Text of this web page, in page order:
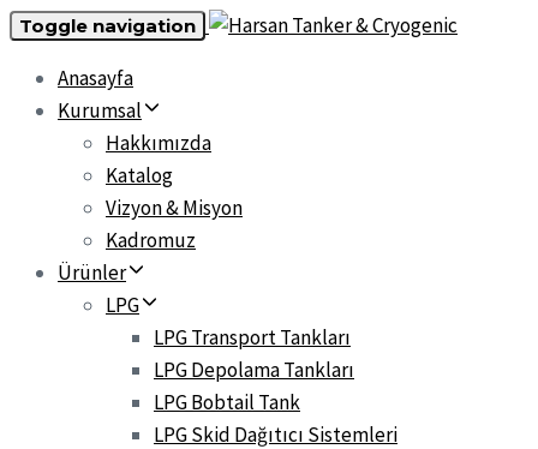
Toggle navigation
Anasayfa
Kurumsal
Hakkımızda
Katalog
Vizyon & Misyon
Kadromuz
Ürünler
LPG
LPG Transport Tankları
LPG Depolama Tankları
LPG Bobtail Tank
LPG Skid Dağıtıcı Sistemleri